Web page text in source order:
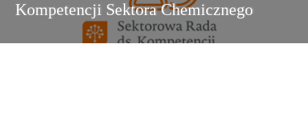
Kompetencji Sektora Chemicznego